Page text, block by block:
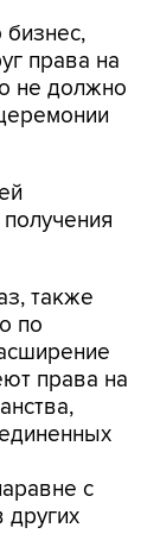
бизнес,
права на
не должно
также
по
права на
с
других